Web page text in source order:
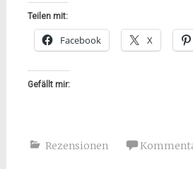
Teilen mit:
Facebook X
Gefällt mir:
Rezensionen